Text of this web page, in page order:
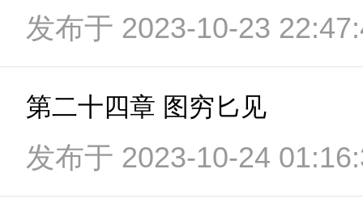
发布于 2023-10-23
第二十四章 图穷匕见
发布于 2023-10-24